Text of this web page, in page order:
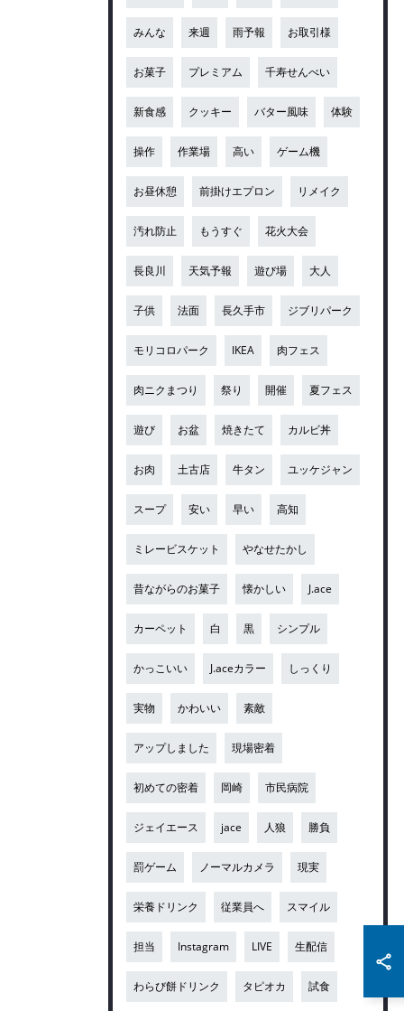
みんな 来週 雨予報 お取引様
お菓子 プレミアム 千寿せんべい
新食感 クッキー バター風味 体験
操作 作業場 高い ゲーム機
お昼休憩 前掛けエプロン リメイク
汚れ防止 もうすぐ 花火大会
長良川 天気予報 遊び場 大人
子供 法面 長久手市 ジブリパーク
モリコロパーク IKEA 肉フェス
肉ニクまつり 祭り 開催 夏フェス
遊び お盆 焼きたて カルビ丼
お肉 土古店 牛タン ユッケジャン
スープ 安い 早い 高知
ミレービスケット やなせたかし
昔ながらのお菓子 懐かしい J.ace
カーペット 白 黒 シンプル
かっこいい J.aceカラー しっくり
実物 かわいい 素敵
アップしました 現場密着
初めての密着 岡崎 市民病院
ジェイエース jace 人狼 勝負
罰ゲーム ノーマルカメラ 現実
栄養ドリンク 従業員へ スマイル
担当 Instagram LIVE 生配信
わらび餅ドリンク タピオカ 試食